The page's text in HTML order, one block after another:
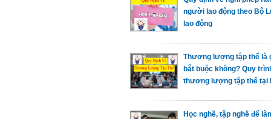
người lao động theo Bộ
lao động
Thương lượng tập thể là
bắt buộc không? Quy
thương lượng tập thể tại
Học nghề, tập nghề để